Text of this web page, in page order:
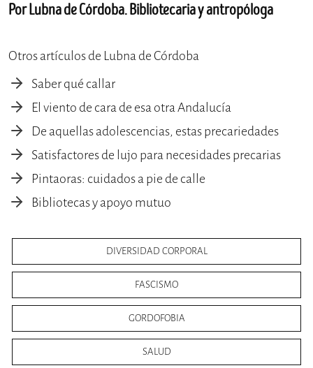
Por Lubna de Córdoba. Bibliotecaria y antropóloga
Otros artículos de Lubna de Córdoba
Saber qué callar
El viento de cara de esa otra Andalucía
De aquellas adolescencias, estas precariedades
Satisfactores de lujo para necesidades precarias
Pintaoras: cuidados a pie de calle
Bibliotecas y apoyo mutuo
DIVERSIDAD CORPORAL
FASCISMO
GORDOFOBIA
SALUD